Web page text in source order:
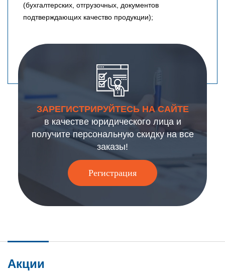
(бухгалтерских, отгрузочных, документов
подтверждающих качество продукции);
ЗАРЕГИСТРИРУЙТЕСЬ НА САЙТЕ
в качестве юридического лица и
получите персональную скидку на все
заказы!
Регистрация
Акции